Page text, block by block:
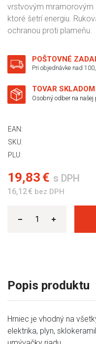
vrstvovým mramorovým
ktoré šetrí energiu.
ochranou proti plameňu.
POŠTOVNÉ
Pri objednávke nad
TOVAR SKLADOM
Osobný odber na našej
EAN:
SKU:
PLU:
19,83 € s DPH
16,12 € bez DPH
Popis produktu
Hrniec je vhodný na
elektrika, plyn,